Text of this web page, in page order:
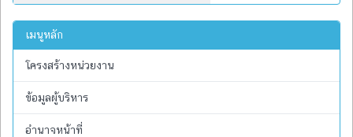
เมนูหลัก
โครงสร้างหน่วยงาน
ข้อมูลผู้บริหาร
อำนาจหน้าที่